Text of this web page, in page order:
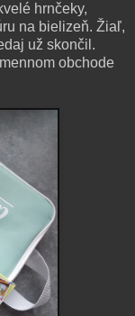
hrnčeky,
na bielizeň. Žiaľ,
už skončil.
obchode